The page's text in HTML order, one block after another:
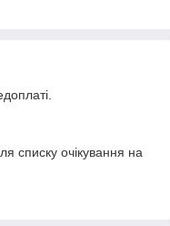
списку очікування на